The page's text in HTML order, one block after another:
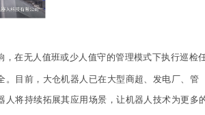
，在无人值班或少人值守的管理模式下执行巡检
目前，大仓机器人已在大型商超、发电厂、管
人将持续拓展其应用场景，让机器人技术为更多